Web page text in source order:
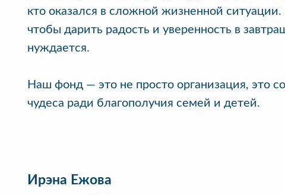
Ирэна Ежова
кто оказался в сложной жизненной
чтобы дарить радость и уверенность в
нуждается.
Наш фонд — это не просто организация, это
чудеса ради благополучия семей и детей.